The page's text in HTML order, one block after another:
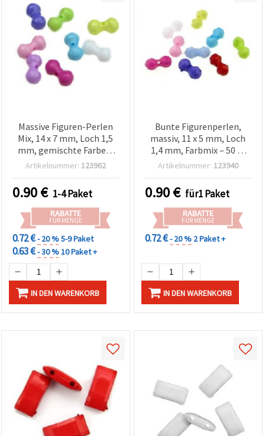
Massive Figuren-Perlen
Mix, 14 x 7 mm, Loch 1,5
mm, gemischte Farben,
50 g
Artikelnummer: 123962
0.90€ 1-4 Paket
RABATTE
FÜR MENGE
0.72 €- 20 %5-9 Paket
0.63 €- 30 %10 Paket +
IN DEN WARENKORB
Bunte Figurenperlen,
massiv, 11 x 5 mm, Loch
1,4 mm, Farbmix – 50 g,
für Schmuckherstellung,
Basteln & DIY
Artikelnummer: 123940
0.90€ für1 Paket
RABATTE
FÜR MENGE
0.72 €- 20 % 2 Paket +
IN DEN WARENKORB